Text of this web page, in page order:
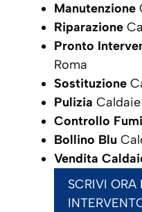
Manutenzione
Riparazione
Pronto
Roma
Sostituzione
Pulizia
Controllo Fumi
Bollino Blu
Vendita
SCRIVI ORA